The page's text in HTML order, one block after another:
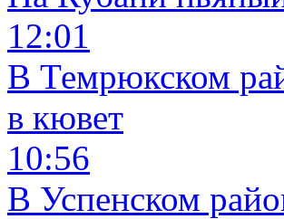
12:01
В Темрюкском
в кювет
10:56
В Успенском